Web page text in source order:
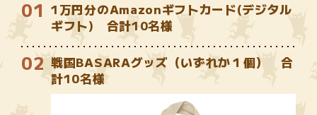
1万円分のAmazonギフトカード(デジタル
ギフト) 合計10名様
戦国BASARAグッズ（いずれか１個） 合
計10名様